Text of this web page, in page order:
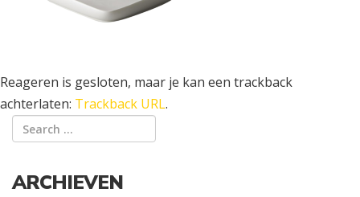
Reageren is gesloten, maar je kan een trackback
achterlaten: Trackback URL.
ARCHIEVEN